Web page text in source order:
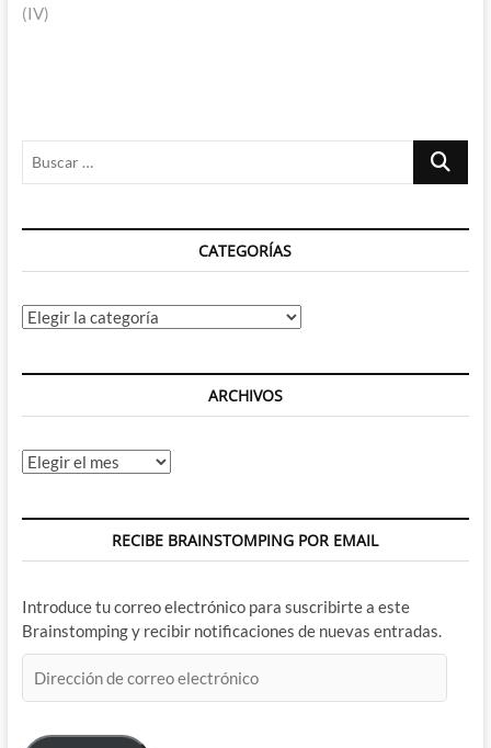
(IV)
Buscar
CATEGORÍAS
Categorías
ARCHIVOS
Archivos
RECIBE BRAINSTOMPING POR EMAIL
Introduce tu correo electrónico para suscribirte a este
Brainstomping y recibir notificaciones de nuevas entradas.
de
electrónico